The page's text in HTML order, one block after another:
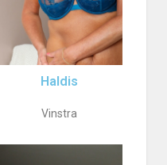
Haldis
Vinstra